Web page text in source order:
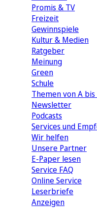
Promis & TV
Freizeit
Gewinnspiele
Kultur & Medien
Ratgeber
Meinung
Green
Schule
Themen von A bis
Newsletter
Podcasts
Services und
Wir helfen
Unsere Partner
E-Paper lesen
Service FAQ
Online Service
Leserbriefe
Anzeigen